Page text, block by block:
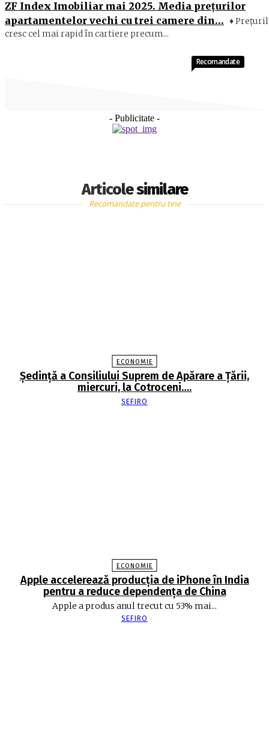
ZF Index Imobiliar mai 2025. Media preţurilor
apartamentelor vechi cu trei camere din… ♦
cresc cel mai rapid în cartiere precum...
- Publicitate -
Articole similare
Recomandate
Recomandate pentru tine
ECONOMIE
Şedinţă a Consiliului Suprem de Apărare a Ţării,
miercuri, la Cotroceni….
SEFIRO
ECONOMIE
Apple accelerează producția de iPhone în India
pentru a reduce dependența de China
Apple a produs anul trecut cu 53% mai...
SEFIRO